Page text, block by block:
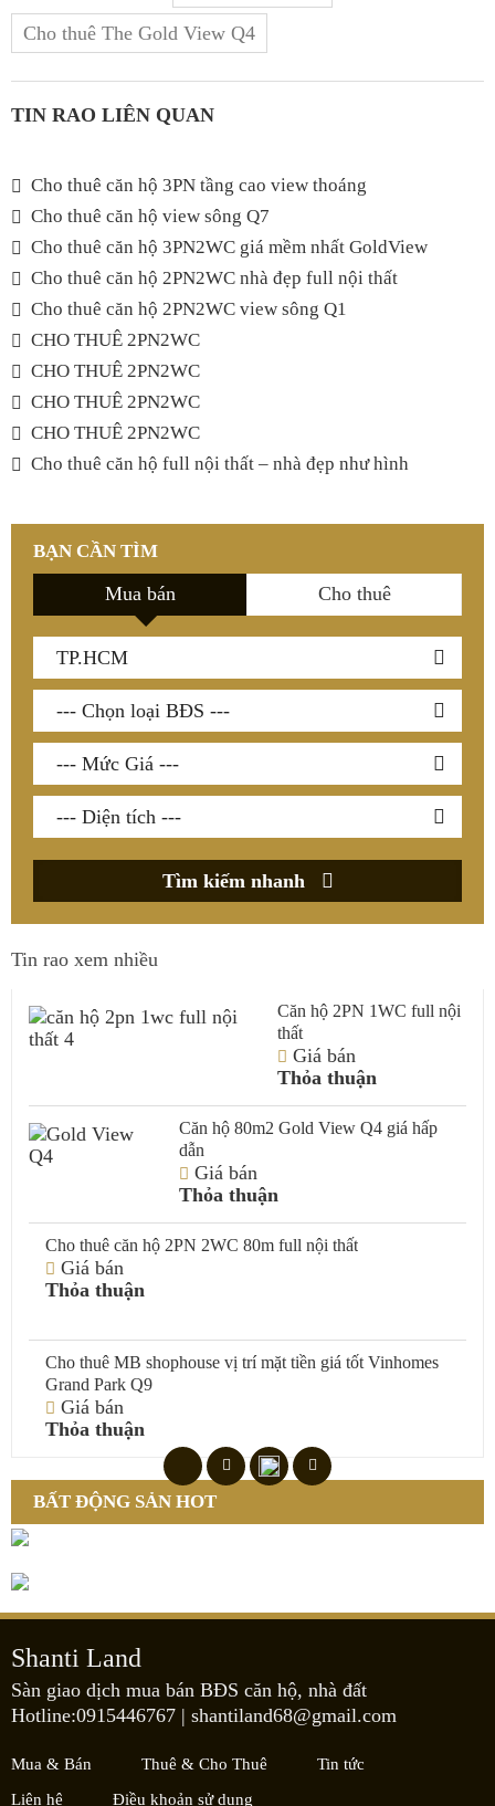
Cho thuê The Gold View Q4
TIN RAO LIÊN QUAN
Cho thuê căn hộ 3PN tầng cao view thoáng
Cho thuê căn hộ view sông Q7
Cho thuê căn hộ 3PN2WC giá mềm nhất GoldView
Cho thuê căn hộ 2PN2WC nhà đẹp full nội thất
Cho thuê căn hộ 2PN2WC view sông Q1
CHO THUÊ 2PN2WC
CHO THUÊ 2PN2WC
CHO THUÊ 2PN2WC
CHO THUÊ 2PN2WC
Cho thuê căn hộ full nội thất – nhà đẹp như hình
BẠN CẦN TÌM
Mua bán Cho thuê
Tìm kiếm nhanh
Tin rao xem nhiều
Căn hộ 2PN 1WC full nội
thất
Giá bán
Thỏa thuận
Căn hộ 80m2 Gold View Q4 giá hấp
dẫn
Giá bán
Thỏa thuận
Cho thuê căn hộ 2PN 2WC 80m full nội thất
Giá bán
Thỏa thuận
Cho thuê MB shophouse vị trí mặt tiền giá tốt Vinhomes
Grand Park Q9
Giá bán
Thỏa thuận
BẤT ĐỘNG SẢN HOT
Shanti Land
Sàn giao dịch mua bán BĐS căn hộ, nhà đất
Hotline:0915446767 | shantiland68@gmail.com
Mua & Bán Thuê & Cho Thuê
Tin tức
Liên hệ
Điều khoản sử dụng